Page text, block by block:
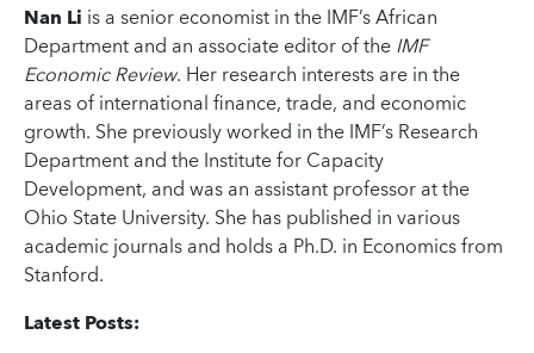
Nan Li is a senior economist in the IMF’s African
Department and an associate editor of theIMF
Economic Review. Her research interests are in the
areas of international finance, trade, and economic
growth. She previously worked in the IMF’s Research
Department and the Institute for Capacity
Development, and was an assistant professor at the
Ohio State University. She has published in various
academic journals and holds a Ph.D. in Economics from
Stanford.
Latest Posts: